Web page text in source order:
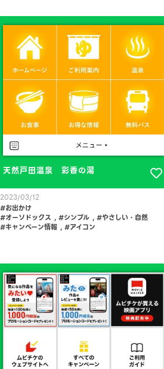
天然戸田温泉 彩香の湯
2023/03/12
お出かけ
オーソドックス , シンプル ,
やさしい・自然
キャンペーン情報 , アイコン